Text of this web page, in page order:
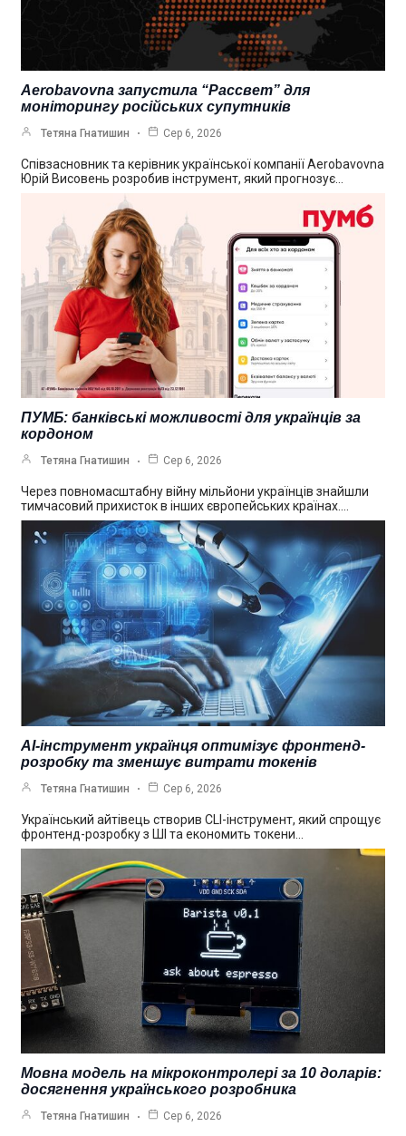
Aerobavovna запустила “Рассвет” для
моніторингу російських супутників
Тетяна Гнатишин Сер 6, 2026
Співзасновник та керівник української компанії Aerobavovna
Юрій Висовень розробив інструмент, який прогнозує…
ПУМБ: банківські можливості для українців за
кордоном
Тетяна Гнатишин Сер 6, 2026
Через повномасштабну війну мільйони українців знайшли
тимчасовий прихисток в інших європейських країнах.…
AI-інструмент українця оптимізує фронтенд-
розробку та зменшує витрати токенів
Тетяна Гнатишин Сер 6, 2026
Український айтівець створив CLI-інструмент, який спрощує
фронтенд-розробку з ШІ та економить токени…
Мовна модель на мікроконтролері за 10 доларів:
досягнення українського розробника
Тетяна Гнатишин Сер 6, 2026